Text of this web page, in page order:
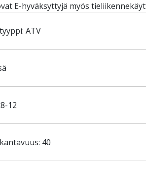
E-hyväksyttyjä myös
ATV
12
40